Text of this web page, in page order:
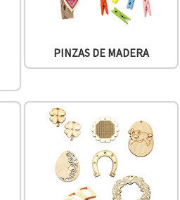
PINZAS DE MADERA